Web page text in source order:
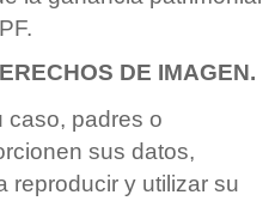
DE IMAGEN.
caso, padres o
sus datos,
reproducir y utilizar su